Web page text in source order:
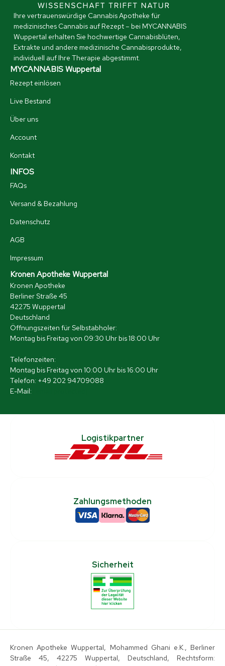
Ihre vertrauenswürdige Cannabis Apotheke für
medizinisches Cannabis auf Rezept – bei MYCANNABIS
Wuppertal erhalten Sie hochwertige Cannabisblüten,
Extrakte und andere medizinische Cannabisprodukte,
individuell auf Ihre Therapie abgestimmt.
MYCANNABIS Wuppertal
Rezept einlösen
Live Bestand
Über uns
Account
Kontakt
INFOS
FAQs
Versand & Bezahlung
Datenschutz
AGB
Impressum
Kronen Apotheke Wuppertal
Kronen Apotheke
Berliner Straße 45
42275 Wuppertal
Deutschland
Öffnungszeiten für Selbstabholer:
Montag bis Freitag von 09:30 Uhr bis 18:00 Uhr
Telefonzeiten:
Montag bis Freitag von 10:00 Uhr bis 16:00 Uhr
Telefon: +49 202 94709088
E-Mail:
Logistikpartner
Zahlungsmethoden
Sicherheit
Kronen Apotheke Wuppertal, Mohammed Ghani e.K., Berliner
Straße 45, 42275 Wuppertal, Deutschland, Rechtsform: